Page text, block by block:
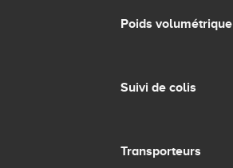
Poids volumétrique
Suivi de colis
Transporteurs